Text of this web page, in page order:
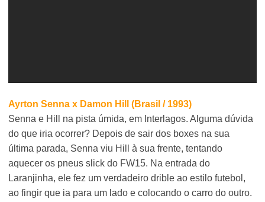
Ayrton Senna x Damon Hill (Brasil / 1993)
Senna e Hill na pista úmida, em Interlagos. Alguma dúvida
do que iria ocorrer? Depois de sair dos boxes na sua
última parada, Senna viu Hill à sua frente, tentando
aquecer os pneus slick do FW15. Na entrada do
Laranjinha, ele fez um verdadeiro drible ao estilo futebol,
ao fingir que ia para um lado e colocando o carro do outro.